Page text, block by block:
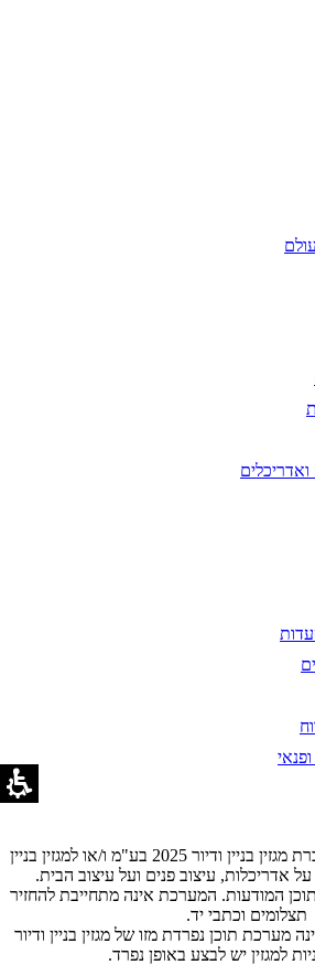
© כל הזכויות שמורות לחברת מגזין בניין ודיור 2025 בע"מ ו/או למגזין בניין
אדריכלות, עיצוב פנים ועל עיצוב הבית.
המודעות. המערכת אינה מתחייבת להחזיר
תצלומים וכתבי יד.
מערכת תוכן נפרדת מזו של מגזין בניין ודיור
למגזין יש לבצע באופן נפרד.